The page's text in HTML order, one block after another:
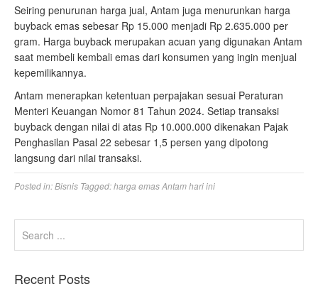
Seiring penurunan harga jual, Antam juga menurunkan harga
buyback emas sebesar Rp 15.000 menjadi Rp 2.635.000 per
gram. Harga buyback merupakan acuan yang digunakan Antam
saat membeli kembali emas dari konsumen yang ingin menjual
kepemilikannya.
Antam menerapkan ketentuan perpajakan sesuai Peraturan
Menteri Keuangan Nomor 81 Tahun 2024. Setiap transaksi
buyback dengan nilai di atas Rp 10.000.000 dikenakan Pajak
Penghasilan Pasal 22 sebesar 1,5 persen yang dipotong
langsung dari nilai transaksi.
Posted in:Bisnis Tagged:harga emas Antam hari ini
Recent Posts